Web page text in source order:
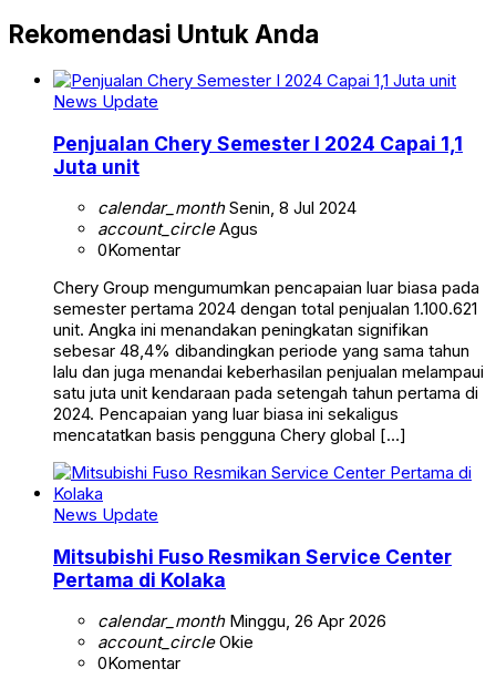
Rekomendasi Untuk Anda
News Update
Penjualan Chery Semester I 2024 Capai 1,1
Juta unit
calendar_monthSenin, 8 Jul 2024
account_circleAgus
0Komentar
Chery Group mengumumkan pencapaian luar biasa pada
semester pertama 2024 dengan total penjualan 1.100.621
unit. Angka ini menandakan peningkatan signifikan
sebesar 48,4% dibandingkan periode yang sama tahun
lalu dan juga menandai keberhasilan penjualan melampaui
satu juta unit kendaraan pada setengah tahun pertama di
2024. Pencapaian yang luar biasa ini sekaligus
mencatatkan basis pengguna Chery global […]
News Update
Mitsubishi Fuso Resmikan Service Center
Pertama di Kolaka
calendar_monthMinggu, 26 Apr 2026
account_circleOkie
0Komentar